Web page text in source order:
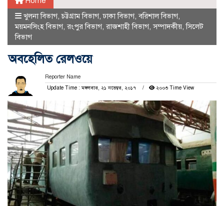
খুলনা বিভাগ,চট্টগ্রাম বিভাগ,ঢাকা বিভাগ,বরিশাল বিভাগ,
ময়মনসিংহ বিভাগ, রংপুর বিভাগ, রাজশাহী বিভাগ,সম্পাদকীয়,সিলেট
বিভাগ
অবহেলিত রেলওয়ে
Reporter Name
Update Time : মঙ্গলবার, ২১ নভেম্বর, ২০১৭
২০০৩ Time View